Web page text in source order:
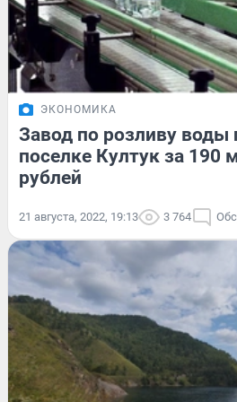
ЭКОНОМИКА
Завод по розливу воды
поселке Култук за 190
рублей
21 августа, 2022, 19:13 3 764